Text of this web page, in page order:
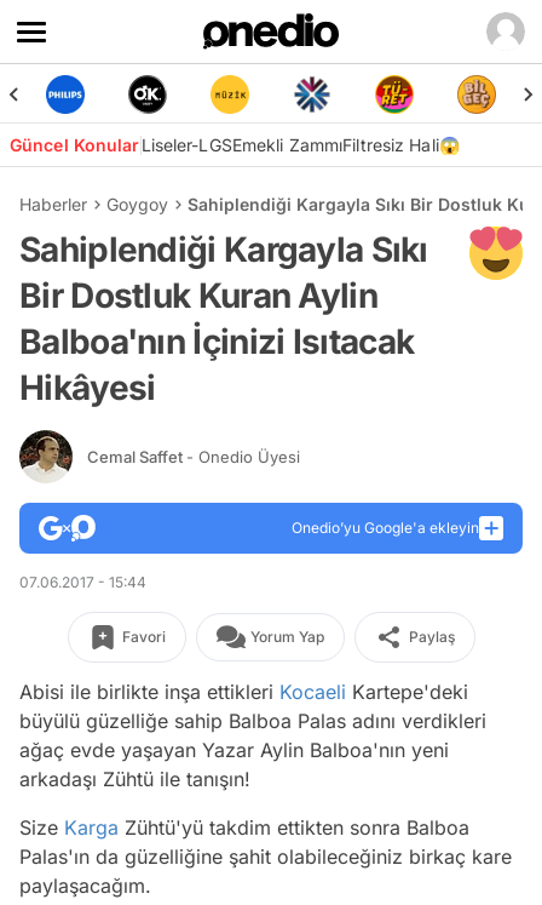
Güncel KonularLiseler-LGSEmekli ZammıFiltresiz Hali😱
Haberler Goygoy Sahiplendiği Kargayla Sıkı Bir Dostluk
Sahiplendiği Kargayla Sıkı
Bir Dostluk Kuran Aylin
Balboa'nın İçinizi Isıtacak
Hikâyesi
Cemal Saffet - Onedio Üyesi
Onedio’yu Google'a ekleyin
07.06.2017 - 15:44
Favori Yorum Yap Paylaş
Abisi ile birlikte inşa ettikleri Kocaeli Kartepe'deki
büyülü güzelliğe sahip Balboa Palas adını verdikleri
ağaç evde yaşayan Yazar Aylin Balboa'nın yeni
arkadaşı Zühtü ile tanışın!
Size Karga Zühtü'yü takdim ettikten sonra Balboa
Palas'ın da güzelliğine şahit olabileceğiniz birkaç kare
paylaşacağım.